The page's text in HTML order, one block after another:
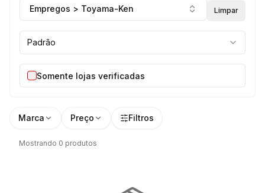
Empregos > Toyama-Ken Limpar
Padrão
Somente lojas verificadas
Marca Preço Filtros
Mostrando 0 produtos